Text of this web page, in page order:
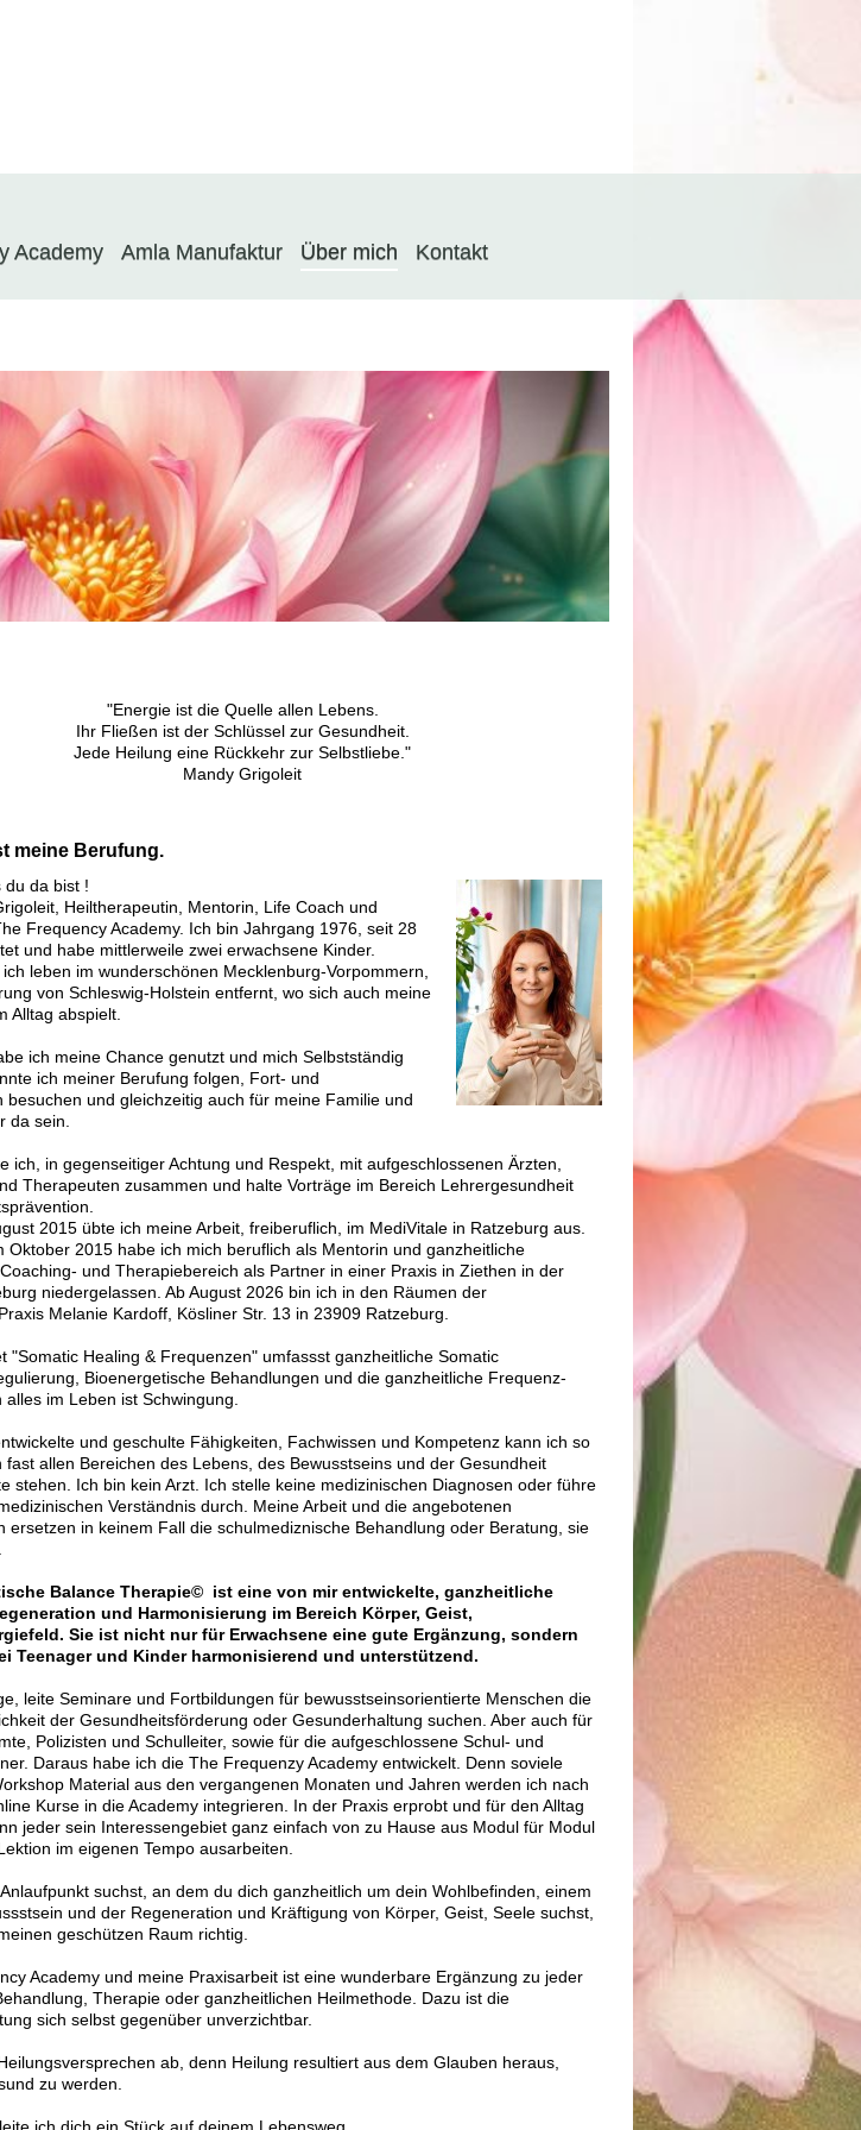
Academy Amla Manufaktur Über mich Kontakt
"Energie ist die Quelle allen Lebens.
Ihr Fließen ist der Schlüssel zur Gesundheit.
Jede Heilung eine Rückkehr zur Selbstliebe."
Mandy Grigoleit
meine Berufung.
du da bist !
Heiltherapeutin, Mentorin, Life Coach und
Frequency Academy. Ich bin Jahrgang 1976, seit 28
und habe mittlerweile zwei erwachsene Kinder.
leben im wunderschönen Mecklenburg-Vorpommern,
von Schleswig-Holstein entfernt, wo sich auch meine
Alltag abspielt.
ich meine Chance genutzt und mich Selbstständig
ich meiner Berufung folgen, Fort- und
besuchen und gleichzeitig auch für meine Familie und
da sein.
ich, in gegenseitiger Achtung und Respekt, mit aufgeschlossenen Ärzten,
Therapeuten zusammen und halte Vorträge im Bereich Lehrergesundheit
2015 übte ich meine Arbeit, freiberuflich, im MediVitale in Ratzeburg aus.
Oktober 2015 habe ich mich beruflich als Mentorin und ganzheitliche
und Therapiebereich als Partner in einer Praxis in Ziethen in der
niedergelassen. Ab August 2026 bin ich in den Räumen der
Melanie Kardoff, Kösliner Str. 13 in 23909 Ratzeburg.
"Somatic Healing & Frequenzen" umfassst ganzheitliche Somatic
Bioenergetische Behandlungen und die ganzheitliche Frequenz-
im Leben ist Schwingung.
und geschulte Fähigkeiten, Fachwissen und Kompetenz kann ich so
fast allen Bereichen des Lebens, des Bewusstseins und der Gesundheit
stehen. Ich bin kein Arzt. Ich stelle keine medizinischen Diagnosen oder führe
Verständnis durch. Meine Arbeit und die angebotenen
ersetzen in keinem Fall die schulmediznische Behandlung oder Beratung, sie
Balance Therapie© ist eine von mir entwickelte, ganzheitliche
und Harmonisierung im Bereich Körper, Geist,
Sie ist nicht nur für Erwachsene eine gute Ergänzung, sondern
Teenager und Kinder harmonisierend und unterstützend.
leite Seminare und Fortbildungen für bewusstseinsorientierte Menschen die
der Gesundheitsförderung oder Gesunderhaltung suchen. Aber auch für
Polizisten und Schulleiter, sowie für die aufgeschlossene Schul- und
Daraus habe ich die The Frequenzy Academy entwickelt. Denn soviele
Material aus den vergangenen Monaten und Jahren werden ich nach
Kurse in die Academy integrieren. In der Praxis erprobt und für den Alltag
jeder sein Interessengebiet ganz einfach von zu Hause aus Modul für Modul
im eigenen Tempo ausarbeiten.
suchst, an dem du dich ganzheitlich um dein Wohlbefinden, einem
und der Regeneration und Kräftigung von Körper, Geist, Seele suchst,
geschützen Raum richtig.
Academy und meine Praxisarbeit ist eine wunderbare Ergänzung zu jeder
Therapie oder ganzheitlichen Heilmethode. Dazu ist die
sich selbst gegenüber unverzichtbar.
ab, denn Heilung resultiert aus dem Glauben heraus,
zu werden.